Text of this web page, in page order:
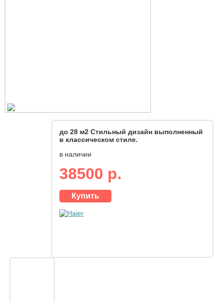
до 28 м2 Стильный дизайн выполненный
в классическом стиле.
в наличии
38500 р.
Купить